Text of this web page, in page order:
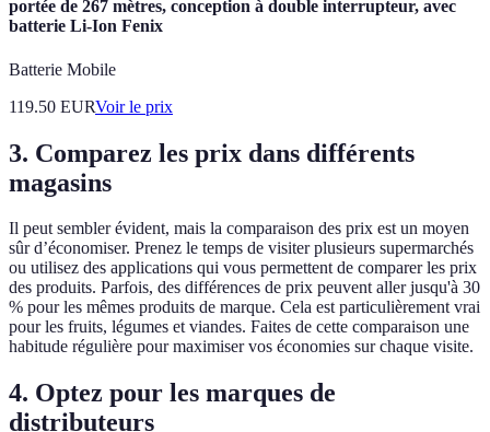
portée de 267 mètres, conception à double interrupteur, avec
batterie Li-Ion Fenix
Batterie Mobile
119.50 EURVoir le prix
3. Comparez les prix dans différents
magasins
Il peut sembler évident, mais la comparaison des prix est un moyen
sûr d’économiser. Prenez le temps de visiter plusieurs supermarchés
ou utilisez des applications qui vous permettent de comparer les prix
des produits. Parfois, des différences de prix peuvent aller jusqu'à 30
% pour les mêmes produits de marque. Cela est particulièrement vrai
pour les fruits, légumes et viandes. Faites de cette comparaison une
habitude régulière pour maximiser vos économies sur chaque visite.
4. Optez pour les marques de
distributeurs